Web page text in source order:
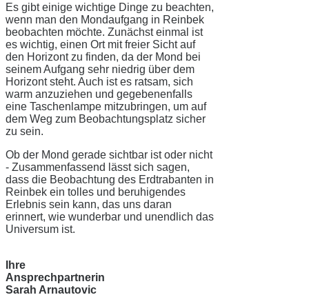
Es gibt einige wichtige Dinge zu beachten,
wenn man den Mondaufgang in Reinbek
beobachten möchte. Zunächst einmal ist
es wichtig, einen Ort mit freier Sicht auf
den Horizont zu finden, da der Mond bei
seinem Aufgang sehr niedrig über dem
Horizont steht. Auch ist es ratsam, sich
warm anzuziehen und gegebenenfalls
eine Taschenlampe mitzubringen, um auf
dem Weg zum Beobachtungsplatz sicher
zu sein.
Ob der Mond gerade sichtbar ist oder nicht
- Zusammenfassend lässt sich sagen,
dass die Beobachtung des Erdtrabanten in
Reinbek ein tolles und beruhigendes
Erlebnis sein kann, das uns daran
erinnert, wie wunderbar und unendlich das
Universum ist.
Ihre
Ansprechpartnerin
Sarah Arnautovic